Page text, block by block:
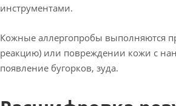
инструментами.
Кожные аллергопробы выполняются
реакцию) или повреждении кожи с
появление бугорков, зуда.